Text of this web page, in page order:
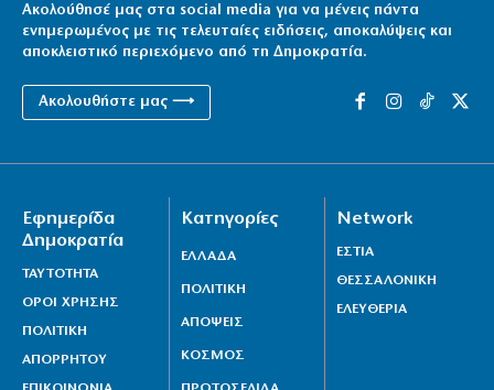
Ακολούθησέ μας στα social media για να μένεις πάντα
ενημερωμένος με τις τελευταίες ειδήσεις, αποκαλύψεις και
αποκλειστικό περιεχόμενο από τη Δημοκρατία.
Ακολουθήστε μας ⟶
Εφημερίδα
Δημοκρατία
ΤΑΥΤΟΤΗΤΑ
ΟΡΟΙ ΧΡΗΣΗΣ
ΠΟΛΙΤΙΚΗ
ΑΠΟΡΡΗΤΟΥ
Κατηγορίες
ΕΛΛΑΔΑ
ΠΟΛΙΤΙΚΗ
ΑΠΟΨΕΙΣ
ΚΟΣΜΟΣ
Network
ΕΣΤΙΑ
ΘΕΣΣΑΛΟΝΙΚΗ
ΕΛΕΥΘΕΡΙΑ